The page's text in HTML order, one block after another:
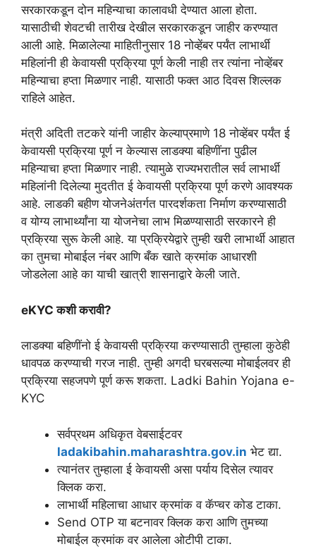
सरकारकडून दोन महिन्याचा कालावधी देण्यात आला होता.
यासाठीची शेवटची तारीख देखील सरकारकडून जाहीर करण्यात
आली आहे. मिळालेल्या माहितीनुसार 18 नोव्हेंबर पर्यंत लाभार्थी
महिलांनी ही केवायसी प्रक्रिया पूर्ण केली नाही तर त्यांना नोव्हेंबर
महिन्याचा हप्ता मिळणार नाही. यासाठी फक्त आठ दिवस शिल्लक
राहिले आहेत.
मंत्री अदिती तटकरे यांनी जाहीर केल्याप्रमाणे 18 नोव्हेंबर पर्यंत ई
केवायसी प्रक्रिया पूर्ण न केल्यास लाडक्या बहिणींना पुढील
महिन्याचा हप्ता मिळणार नाही. त्यामुळे राज्यभरातील सर्व लाभार्थी
महिलांनी दिलेल्या मुदतीत ई केवायसी प्रक्रिया पूर्ण करणे आवश्यक
आहे. लाडकी बहीण योजनेअंतर्गत पारदर्शकता निर्माण करण्यासाठी
व योग्य लाभार्थ्यांना या योजनेचा लाभ मिळण्यासाठी सरकारने ही
प्रक्रिया सुरू केली आहे. या प्रक्रियेद्वारे तुम्ही खरी लाभार्थी आहात
का तुमचा मोबाईल नंबर आणि बँक खाते क्रमांक आधारशी
जोडलेला आहे का याची खात्री शासनाद्वारे केली जाते.
eKYC कशी करावी?
लाडक्या बहिणींनो ई केवायसी प्रक्रिया करण्यासाठी तुम्हाला कुठेही
धावपळ करण्याची गरज नाही. तुम्ही अगदी घरबसल्या मोबाईलवर ही
प्रक्रिया सहजपणे पूर्ण करू शकता. Ladki Bahin Yojana e-
KYC
सर्वप्रथम अधिकृत वेबसाईटवर
ladakibahin.maharashtra.gov.in भेट द्या.
त्यानंतर तुम्हाला ई केवायसी असा पर्याय दिसेल त्यावर
क्लिक करा.
लाभार्थी महिलाचा आधार क्रमांक व कॅप्चर कोड टाका.
Send OTP या बटनावर क्लिक करा आणि तुमच्या
मोबाईल क्रमांक वर आलेला ओटीपी टाका.